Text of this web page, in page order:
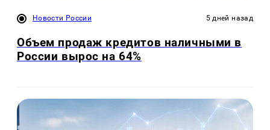
Новости России 5 дней назад
Объем продаж кредитов наличными в
России вырос на 64%